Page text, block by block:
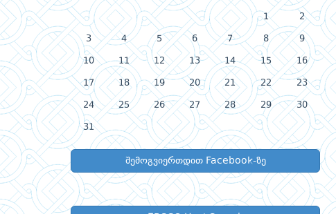
1 2
3 4 5 6 7 8 9
10 11 12 13 14 15 16
17 18 19 20 21 22 23
24 25 26 27 28 29 30
31
შემოგვიერთდით Facebook-ზე